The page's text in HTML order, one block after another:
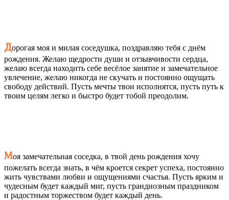
Дорогая моя и милая соседушка, поздравляю тебя с днём
рождения. Желаю щедрости души и отзывчивости сердца,
желаю всегда находить себе весёлое занятие и замечательное
увлечение, желаю никогда не скучать и постоянно ощущать
свободу действий. Пусть мечты твои исполнятся, пусть путь к
твоим целям легко и быстро будет тобой преодолим.
Моя замечательная соседка, в твой день рождения хочу
пожелать всегда знать, в чём кроется секрет успеха, постоянно
жить чувствами любви и ощущениями счастья. Пусть ярким и
чудесным будет каждый миг, пусть грандиозным праздником
и радостным торжеством будет каждый день.